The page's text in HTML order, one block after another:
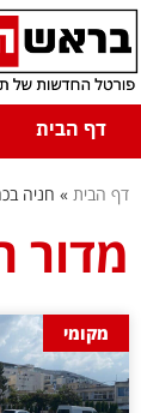
דף הבית
דף הבית » חניה
מדור
מקומי